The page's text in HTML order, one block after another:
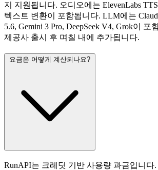
지 지원됩니다. 오디오에는 ElevenLabs
텍스트 변환이 포함됩니다. LLM에는
5.6, Gemini 3 Pro, DeepSeek V4, Grok이 포
제공사 출시 후 며칠 내에 추가됩니다.
요금은 어떻게 계산되나요?
RunAPI는 크레딧 기반 사용량 과금입니다.